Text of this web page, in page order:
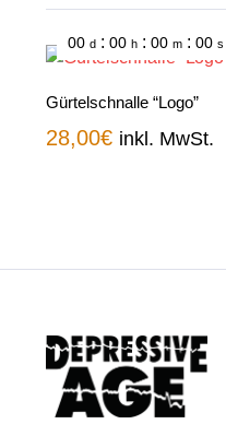
00 d : 00 h : 00 m : 00 s
Gürtelschnalle “Logo”
28,00€ inkl. MwSt.